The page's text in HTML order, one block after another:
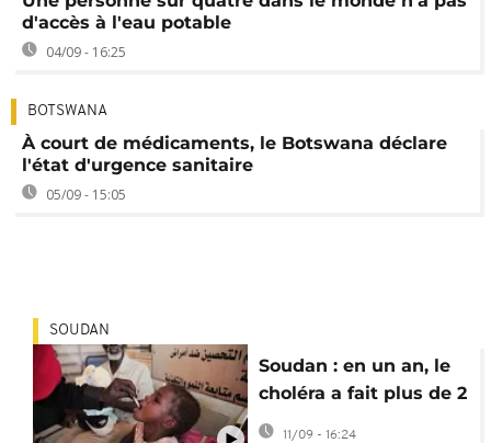
d'accès à l'eau potable
04/09 - 16:25
BOTSWANA
À court de médicaments, le Botswana déclare
l'état d'urgence sanitaire
05/09 - 15:05
SOUDAN
Soudan : en un an, le
choléra a fait plus de 2
500 morts
11/09 - 16:24